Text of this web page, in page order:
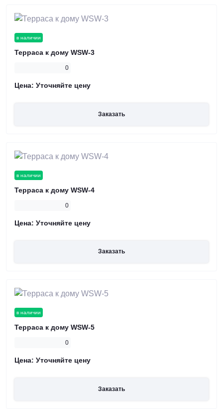
в наличии
Терраса к дому WSW-3
0
Цена: Уточняйте цену
Заказать
в наличии
Терраса к дому WSW-4
0
Цена: Уточняйте цену
Заказать
в наличии
Терраса к дому WSW-5
0
Цена: Уточняйте цену
Заказать